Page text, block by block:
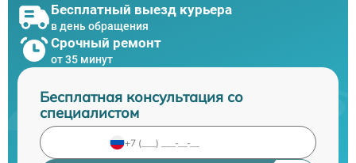
Бесплатный выезд курьера
в день обращения
Срочный ремонт
от 35 минут
Бесплатная консультация со
специалистом